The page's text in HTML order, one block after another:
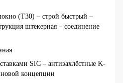
(T30) – строй быстрый –
штекерная – соединение
SIC – антизахлёстные K-
концепции